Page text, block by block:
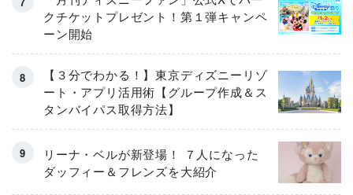
クチケットプレゼント！第１弾キャンペ
ーン開始
【３分でわかる！】東京ディズニーリゾ
ート・アプリ活用術【グループ作成＆ス
タンバイパス取得方法】
リーナ・ベルが新登場！ ７人になった
ダッフィー＆フレンズを大紹介